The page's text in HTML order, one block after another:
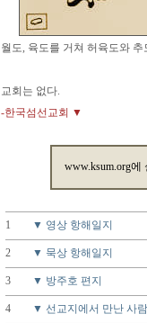
월도, 육도를 거쳐 허육도와
교회는 없다.
-한국섬선교회 ▼
www.ksum.org에
1 ▼ 영상 항해일지
2 ▼ 묵상 항해일지
3 ▼ 방주호 편지
4 ▼ 선교지에서 만난 사